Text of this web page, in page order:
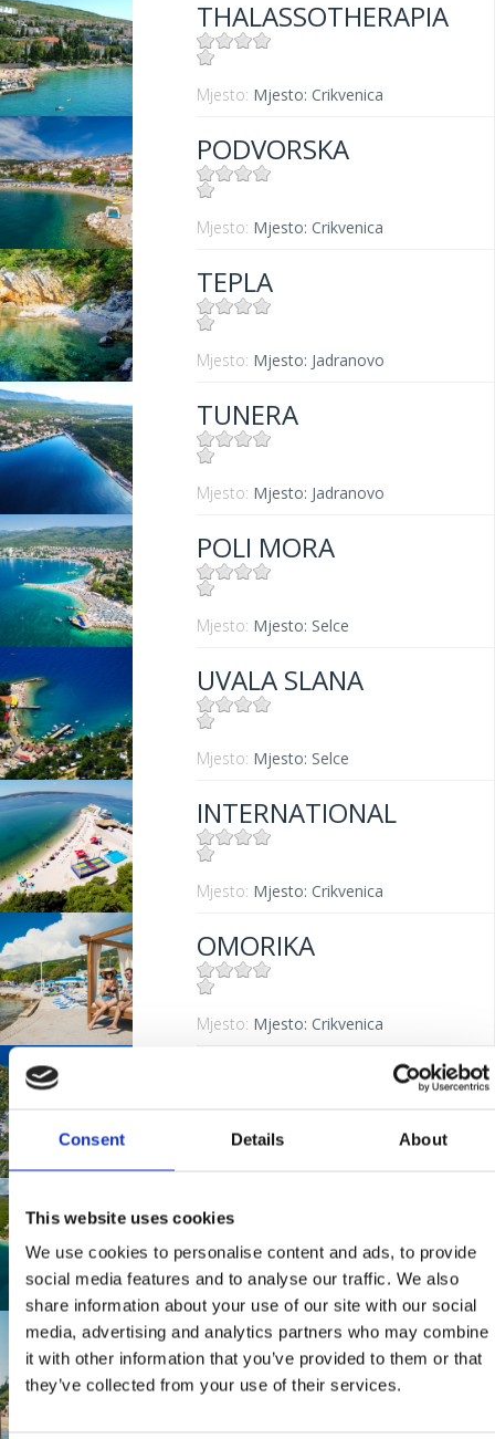
Consent Details About
This website uses cookies
We use cookies to personalise content and ads, to provide
social media features and to analyse our traffic. We also
share information about your use of our site with our social
media, advertising and analytics partners who may combine
it with other information that you’ve provided to them or that
they’ve collected from your use of their services.
THALASSOTHERAPIA
Mjesto: Mjesto: Crikvenica
PODVORSKA
Mjesto: Mjesto: Crikvenica
TEPLA
Mjesto: Mjesto: Jadranovo
TUNERA
Mjesto: Mjesto: Jadranovo
POLI MORA
Mjesto: Mjesto: Selce
UVALA SLANA
Mjesto: Mjesto: Selce
INTERNATIONAL
Mjesto: Mjesto: Crikvenica
OMORIKA
Mjesto: Mjesto: Crikvenica
GRABROVA
Mjesto:Mjesto: Jadranovo
LANTERNA